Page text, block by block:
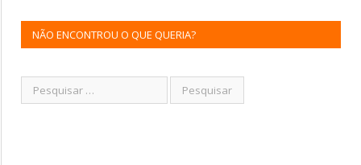
NÃO ENCONTROU O QUE QUERIA?